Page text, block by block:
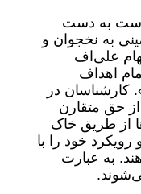
به دست
به نخجوان و
علی‌اف
اهداف
در
از حق متقارن
از طریق خاک
رویکرد خود را با
به عبارت